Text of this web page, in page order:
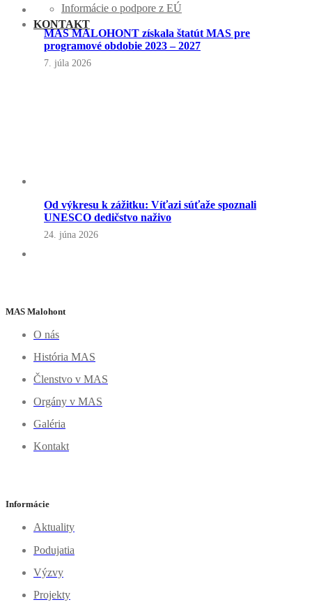
Informácie o podpore z EÚ
KONTAKT
MAS MALOHONT získala štatút MAS pre
programové obdobie 2023 – 2027
7. júla 2026
Od výkresu k zážitku: Víťazi súťaže spoznali
UNESCO dedičstvo naživo
24. júna 2026
MAS Malohont
O nás
História MAS
Členstvo v MAS
Orgány v MAS
Galéria
Kontakt
Informácie
Aktuality
Podujatia
Výzvy
Projekty